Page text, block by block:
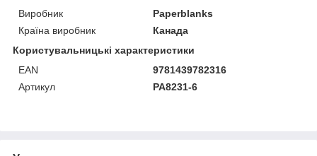
Виробник
Paperblanks
Країна виробник
Канада
Користувальницькі характеристики
EAN
9781439782316
Артикул
PA8231-6